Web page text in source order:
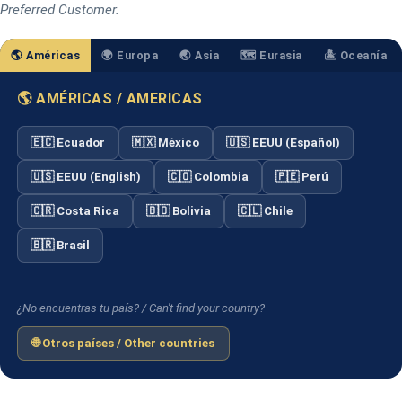
Preferred Customer.
🌎 Américas 🌍 Europa 🌏 Asia 🗺️ Eurasia 🏝️ Oceanía
🌎 AMÉRICAS / AMERICAS
🇪🇨 Ecuador 🇲🇽 México 🇺🇸 EEUU (Español)
🇺🇸 EEUU (English) 🇨🇴 Colombia 🇵🇪 Perú
🇨🇷 Costa Rica 🇧🇴 Bolivia 🇨🇱 Chile
🇧🇷 Brasil
¿No encuentras tu país? / Can't find your country?
🌐 Otros países / Other countries